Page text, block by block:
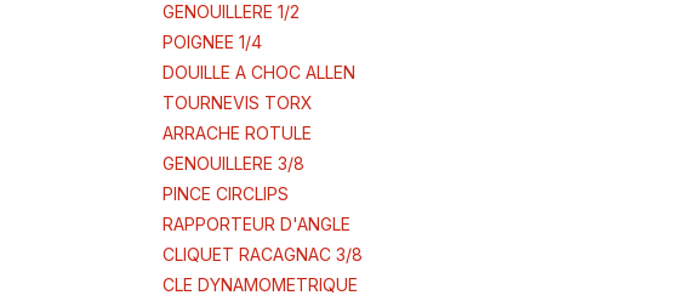
GENOUILLERE 1/2
POIGNEE 1/4
DOUILLE A CHOC ALLEN
TOURNEVIS TORX
ARRACHE ROTULE
GENOUILLERE 3/8
PINCE CIRCLIPS
RAPPORTEUR D'ANGLE
CLIQUET RACAGNAC 3/8
CLE DYNAMOMETRIQUE